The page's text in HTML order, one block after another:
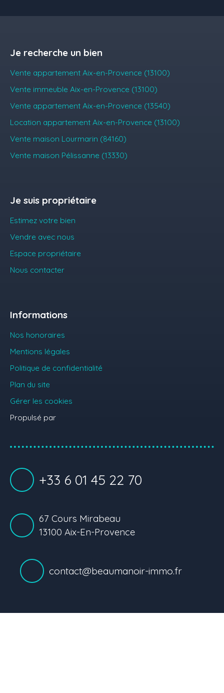
Je recherche un bien
Vente appartement Aix-en-Provence (13100)
Vente immeuble Aix-en-Provence (13100)
Vente appartement Aix-en-Provence (13540)
Location appartement Aix-en-Provence (13100)
Vente maison Lourmarin (84160)
Vente maison Pélissanne (13330)
Je suis propriétaire
Estimez votre bien
Vendre avec nous
Espace propriétaire
Nous contacter
Informations
Nos honoraires
Mentions légales
Politique de confidentialité
Plan du site
Gérer les cookies
Propulsé par
+33 6 01 45 22 70
67 Cours Mirabeau
13100 Aix-En-Provence
contact@beaumanoir-immo.fr